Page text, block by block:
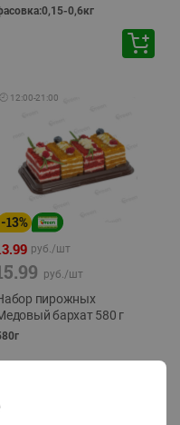
0,6кг
🕘 12:00-21:00
-13%
руб./шт
руб./шт
пирожных
бархат 580 г